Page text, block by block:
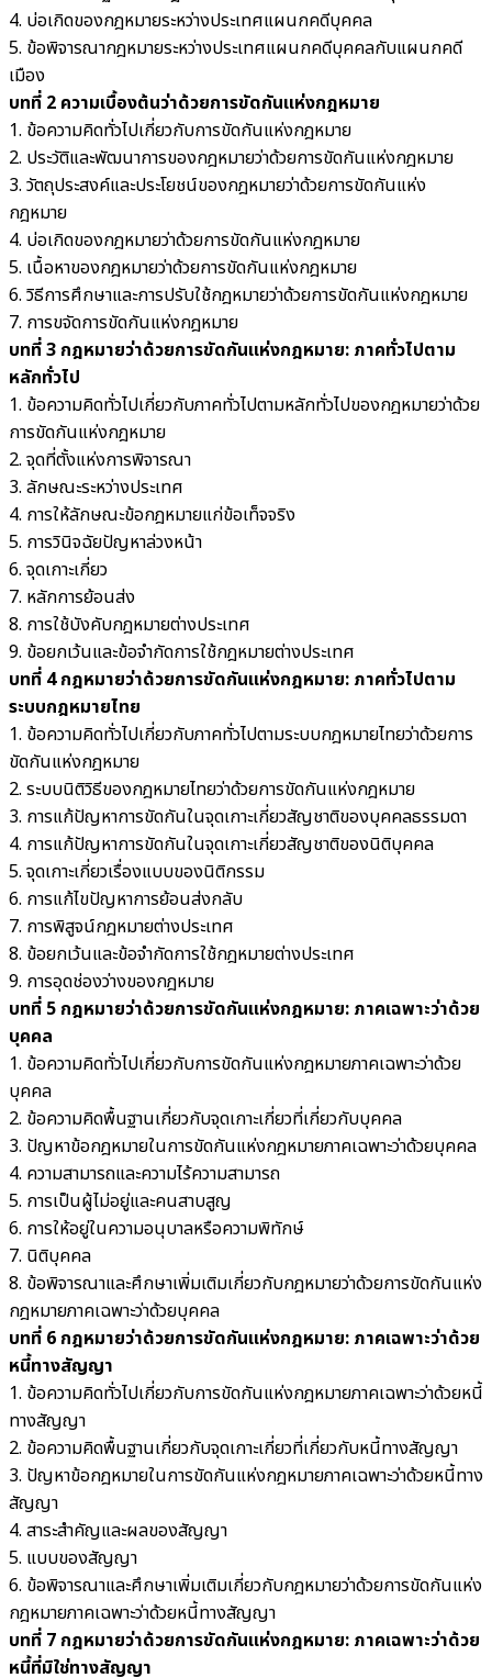
4. บ่อเกิดของกฎหมายระหว่างประเทศแผนกคดีบุคคล
5. ข้อพิจารณากฎหมายระหว่างประเทศแผนกคดีบุคคลกับแผนกคดี
เมือง
บทที่ 2 ความเบื้องต้นว่าด้วยการขัดกันแห่งกฎหมาย
1. ข้อความคิดทั่วไปเกี่ยวกับการขัดกันแห่งกฎหมาย
2. ประวัติและพัฒนาการของกฎหมายว่าด้วยการขัดกันแห่งกฎหมาย
3. วัตถุประสงค์และประโยชน์ของกฎหมายว่าด้วยการขัดกันแห่ง
กฎหมาย
4. บ่อเกิดของกฎหมายว่าด้วยการขัดกันแห่งกฎหมาย
5. เนื้อหาของกฎหมายว่าด้วยการขัดกันแห่งกฎหมาย
6. วิธีการศึกษาและการปรับใช้กฎหมายว่าด้วยการขัดกันแห่งกฎหมาย
7. การขจัดการขัดกันแห่งกฎหมาย
บทที่ 3 กฎหมายว่าด้วยการขัดกันแห่งกฎหมาย: ภาคทั่วไปตาม
หลักทั่วไป
1. ข้อความคิดทั่วไปเกี่ยวกับภาคทั่วไปตามหลักทั่วไปของกฎหมายว่าด้วย
การขัดกันแห่งกฎหมาย
2. จุดที่ตั้งแห่งการพิจารณา
3. ลักษณะระหว่างประเทศ
4. การให้ลักษณะข้อกฎหมายแก่ข้อเท็จจริง
5. การวินิจฉัยปัญหาล่วงหน้า
6. จุดเกาะเกี่ยว
7. หลักการย้อนส่ง
8. การใช้บังคับกฎหมายต่างประเทศ
9. ข้อยกเว้นและข้อจำกัดการใช้กฎหมายต่างประเทศ
บทที่ 4 กฎหมายว่าด้วยการขัดกันแห่งกฎหมาย: ภาคทั่วไปตาม
ระบบกฎหมายไทย
1. ข้อความคิดทั่วไปเกี่ยวกับภาคทั่วไปตามระบบกฎหมายไทยว่าด้วยการ
ขัดกันแห่งกฎหมาย
2. ระบบนิติวิธีของกฎหมายไทยว่าด้วยการขัดกันแห่งกฎหมาย
3. การแก้ปัญหาการขัดกันในจุดเกาะเกี่ยวสัญชาติของบุคคลธรรมดา
4. การแก้ปัญหาการขัดกันในจุดเกาะเกี่ยวสัญชาติของนิติบุคคล
5. จุดเกาะเกี่ยวเรื่องแบบของนิติกรรม
6. การแก้ไขปัญหาการย้อนส่งกลับ
7. การพิสูจน์กฎหมายต่างประเทศ
8. ข้อยกเว้นและข้อจำกัดการใช้กฎหมายต่างประเทศ
9. การอุดช่องว่างของกฎหมาย
บทที่ 5 กฎหมายว่าด้วยการขัดกันแห่งกฎหมาย: ภาคเฉพาะว่าด้วย
บุคคล
1. ข้อความคิดทั่วไปเกี่ยวกับการขัดกันแห่งกฎหมายภาคเฉพาะว่าด้วย
บุคคล
2. ข้อความคิดพื้นฐานเกี่ยวกับจุดเกาะเกี่ยวที่เกี่ยวกับบุคคล
3. ปัญหาข้อกฎหมายในการขัดกันแห่งกฎหมายภาคเฉพาะว่าด้วยบุคคล
4. ความสามารถและความไร้ความสามารถ
5. การเป็นผู้ไม่อยู่และคนสาบสูญ
6. การให้อยู่ในความอนุบาลหรือความพิทักษ์
7. นิติบุคคล
8. ข้อพิจารณาและศึกษาเพิ่มเติมเกี่ยวกับกฎหมายว่าด้วยการขัดกันแห่ง
กฎหมายภาคเฉพาะว่าด้วยบุคคล
บทที่ 6 กฎหมายว่าด้วยการขัดกันแห่งกฎหมาย: ภาคเฉพาะว่าด้วย
หนี้ทางสัญญา
1. ข้อความคิดทั่วไปเกี่ยวกับการขัดกันแห่งกฎหมายภาคเฉพาะว่าด้วยหนี้
ทางสัญญา
2. ข้อความคิดพื้นฐานเกี่ยวกับจุดเกาะเกี่ยวที่เกี่ยวกับหนี้ทางสัญญา
3. ปัญหาข้อกฎหมายในการขัดกันแห่งกฎหมายภาคเฉพาะว่าด้วยหนี้ทาง
สัญญา
4. สาระสำคัญและผลของสัญญา
5. แบบของสัญญา
6. ข้อพิจารณาและศึกษาเพิ่มเติมเกี่ยวกับกฎหมายว่าด้วยการขัดกันแห่ง
กฎหมายภาคเฉพาะว่าด้วยหนี้ทางสัญญา
บทที่ 7 กฎหมายว่าด้วยการขัดกันแห่งกฎหมาย: ภาคเฉพาะว่าด้วย
หนี้ที่มิใช่ทางสัญญา